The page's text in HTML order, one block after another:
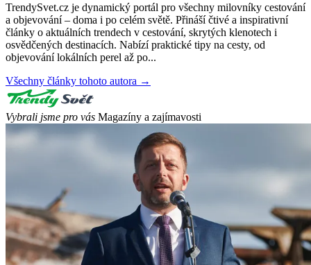
TrendySvet.cz je dynamický portál pro všechny milovníky cestování
a objevování – doma i po celém světě. Přináší čtivé a inspirativní
články o aktuálních trendech v cestování, skrytých klenotech i
osvědčených destinacích. Nabízí praktické tipy na cesty, od
objevování lokálních perel až po...
Všechny články tohoto autora →
Vybrali jsme pro vás Magazíny a zajímavosti